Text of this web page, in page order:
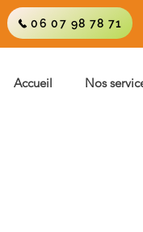
Accueil Nos
06 07 98 78 71